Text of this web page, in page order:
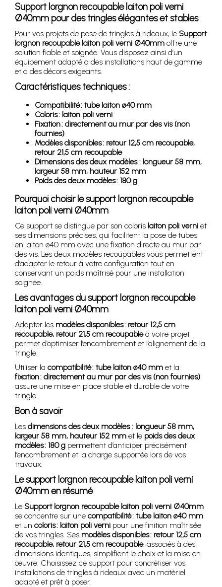
Support lorgnon recoupable laiton poli verni
Ø40mm pour des tringles élégantes et stables
Pour vos projets de pose de tringles à rideaux, le Support
lorgnon recoupable laiton poli verni Ø40mm offre une
solution fiable et soignée. Vous disposez ainsi d’un
équipement adapté à des installations haut de gamme
et à des décors exigeants.
Caractéristiques techniques :
Compatibilité : tube laiton ø40 mm
Coloris : laiton poli verni
Fixation : directement au mur par des vis (non
fournies)
Modèles disponibles : retour 12,5 cm recoupable,
retour 21,5 cm recoupable
Dimensions des deux modèles : longueur 58 mm,
largeur 58 mm, hauteur 152 mm
Poids des deux modèles : 180 g
Pourquoi choisir le support lorgnon recoupable
laiton poli verni Ø40mm
Ce support se distingue par son coloris laiton poli verni et
ses dimensions précises, qui facilitent la pose de tubes
en laiton ø40 mm avec une fixation directe au mur par
des vis. Les deux modèles recoupables vous permettent
d’adapter le retour à votre configuration tout en
conservant un poids maîtrisé pour une installation
soignée.
Les avantages du support lorgnon recoupable
laiton poli verni Ø40mm
Adapter les modèles disponibles : retour 12,5 cm
recoupable, retour 21,5 cm recoupableà votre projet
permet d’optimiser l’encombrement et l’alignement de la
tringle.
Utiliser la compatibilité : tube laiton ø40 mm et la
fixation : directement au mur par des vis (non fournies)
assure une mise en place stable et durable de votre
tringle.
Bon à savoir
Les dimensions des deux modèles : longueur 58 mm,
largeur 58 mm, hauteur 152 mm et le poids des deux
modèles : 180 g permettent d’anticiper précisément
l’encombrement et la charge supportée lors de vos
travaux.
Le support lorgnon recoupable laiton poli verni
Ø40mm en résumé
Le Support lorgnon recoupable laiton poli verni Ø40mm
se concentre sur une compatibilité : tube laiton ø40 mm
et un coloris : laiton poli verni pour une finition maîtrisée
de vos tringles. Ses modèles disponibles : retour 12,5 cm
recoupable, retour 21,5 cm recoupable, associés à des
dimensions identiques, simplifient le choix et la mise en
œuvre. Choisissez ce support pour concrétiser vos
installations de tringles à rideaux avec un matériel
adapté et prêt à poser.